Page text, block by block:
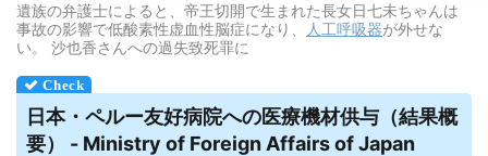
遺族の弁護士によると、帝王切開で生まれた長女日七未ちゃんは
事故の影響で低酸素性虚血性脳症になり、
人工呼吸器が外せな
い。 沙也香さんへの過失致死罪に
日本・ペルー友好病院への医療機材供与（結果概
要） - Ministry of Foreign Affairs of Japan